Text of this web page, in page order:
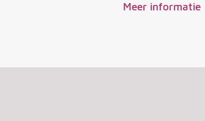
Meer informatie